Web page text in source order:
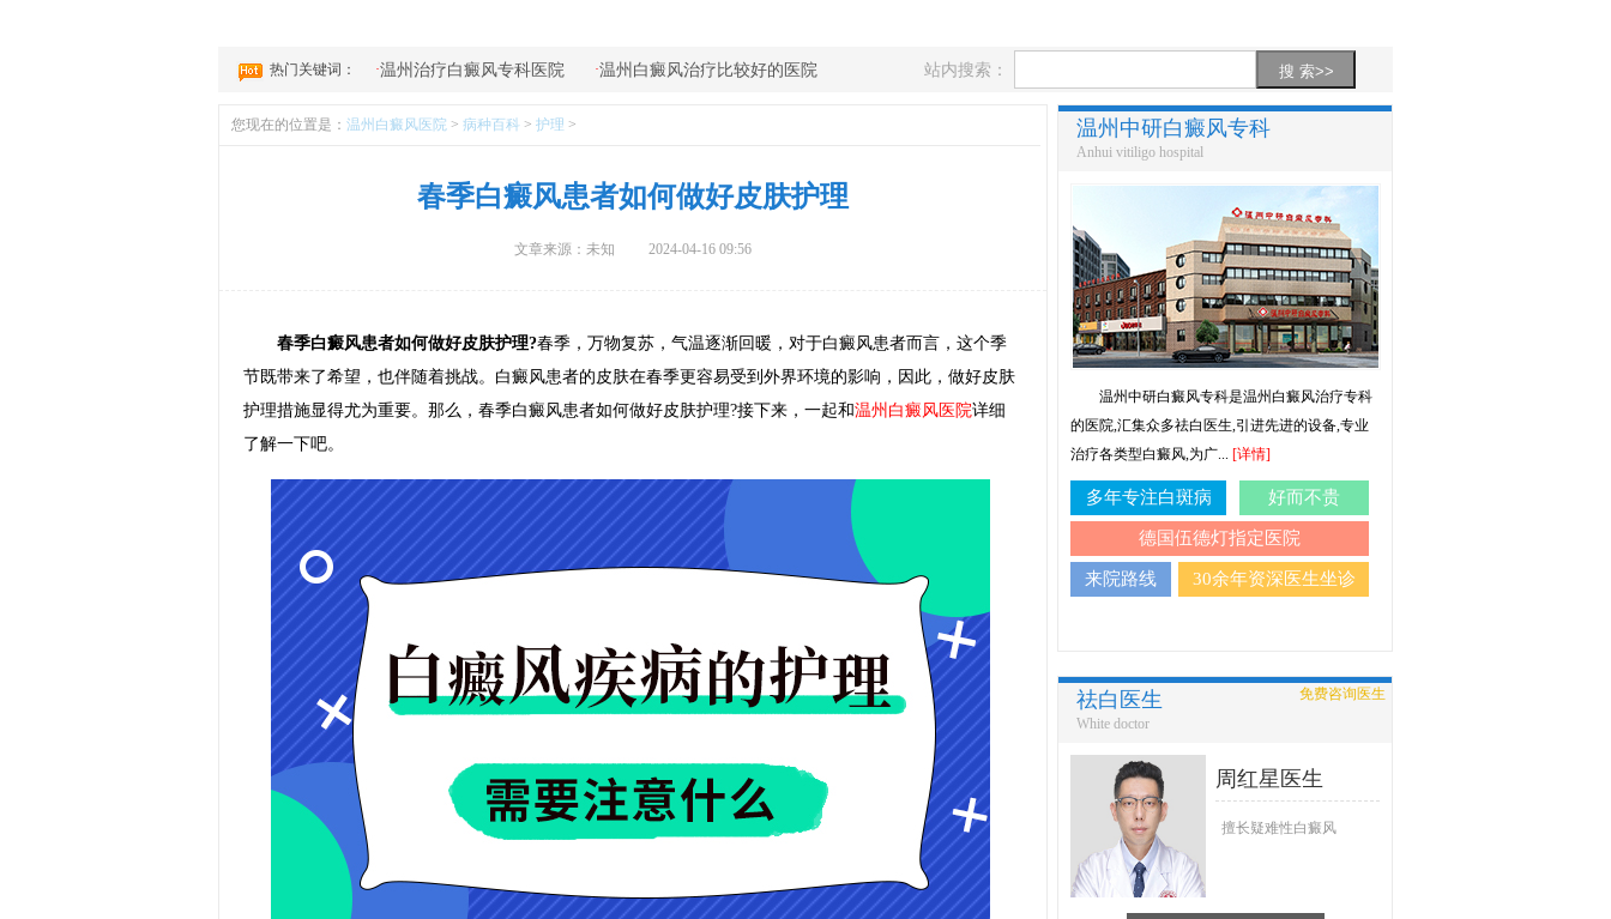
热门关键词： ·温州治疗白癜风专科医院 ·温州白癜风治疗比较好的医院 站内搜索：
您现在的位置是： 温州白癜风医院 > 病种百科 > 护理 >
春季白癜风患者如何做好皮肤护理
文章来源：未知 2024-04-16 09:56
春季白癜风患者如何做好皮肤护理?春季，万物复苏，气温逐渐回暖，对于白癜风患者而言，这个季
节既带来了希望，也伴随着挑战。白癜风患者的皮肤在春季更容易受到外界环境的影响，因此，做好皮肤
护理措施显得尤为重要。那么，春季白癜风患者如何做好皮肤护理?接下来，一起和温州白癜风医院详细
了解一下吧。
温州中研白癜风专科
Anhui vitiligo hospital
温州中研白癜风专科是温州白癜风治疗专科
的医院,汇集众多祛白医生,引进先进的设备,专业
治疗各类型白癜风,为广... [详情]
多年专注白斑病 好而不贵
德国伍德灯指定医院
来院路线 30余年资深医生坐诊
祛白医生
White doctor
免费咨询医生
周红星医生
擅长疑难性白癜风